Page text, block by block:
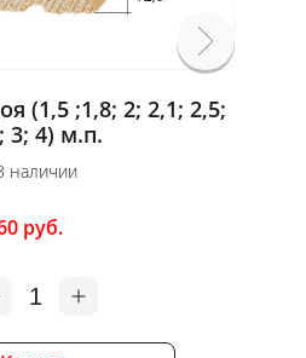
(1,5 ;1,8; 2; 2,1; 2,5;
3; 4) м.п.
наличии
руб.
1